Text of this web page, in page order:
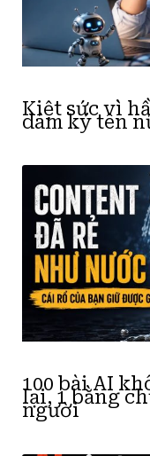
Kiệt sức vì
dám ký tên
100 bài AI
lại, 1 bằng
người